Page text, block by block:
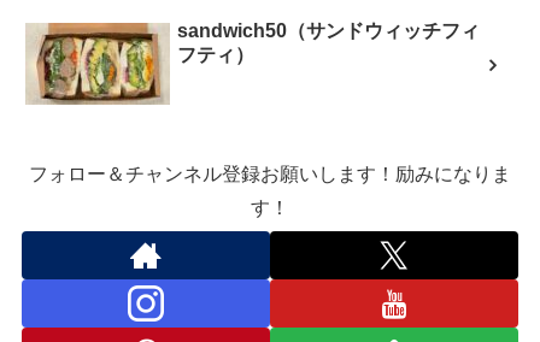
sandwich50（サンドウィッチフィ
フティ）
フォロー＆チャンネル登録お願いします！励みになりま
す！